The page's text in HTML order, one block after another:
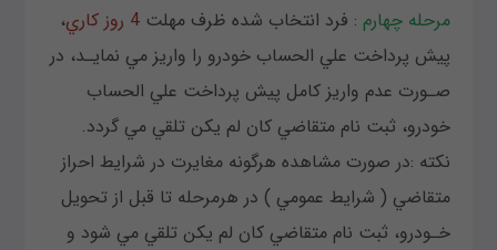
مرحله چهارم : فرد انتخاب شده ظرف مهلت 4 روز كاري
،
پيش پرداخت علي الحساب خودرو را واريز مي نمايـد، در
صـورت عدم واريز كامل پيش پرداخت علي الحساب
خودرو، ثبت نام متقاضي كان لم يكن تلقي مي گردد.
نكته :در صورت مشاهده هرگونه مغايرت در شرايط احراز
متقاضي ( شرايط عمومي ) در هرمرحله تا قبل از تحويل
خـودرو، ثبت نام متقاضي كان لم يكن تلقي مي شود و